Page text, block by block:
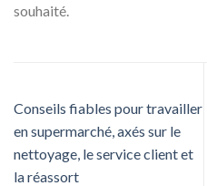
souhaité.
Conseils fiables pour travailler
en supermarché, axés sur le
nettoyage, le service client et
la réassort